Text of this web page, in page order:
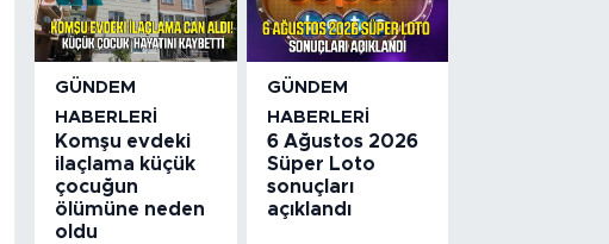
GÜNDEM
HABERLERI
Komşu evdeki
ilaçlama küçük
çocuğun
ölümüne neden
oldu
GÜNDEM
HABERLERI
6 Ağustos 2026
Süper Loto
sonuçları
açıklandı